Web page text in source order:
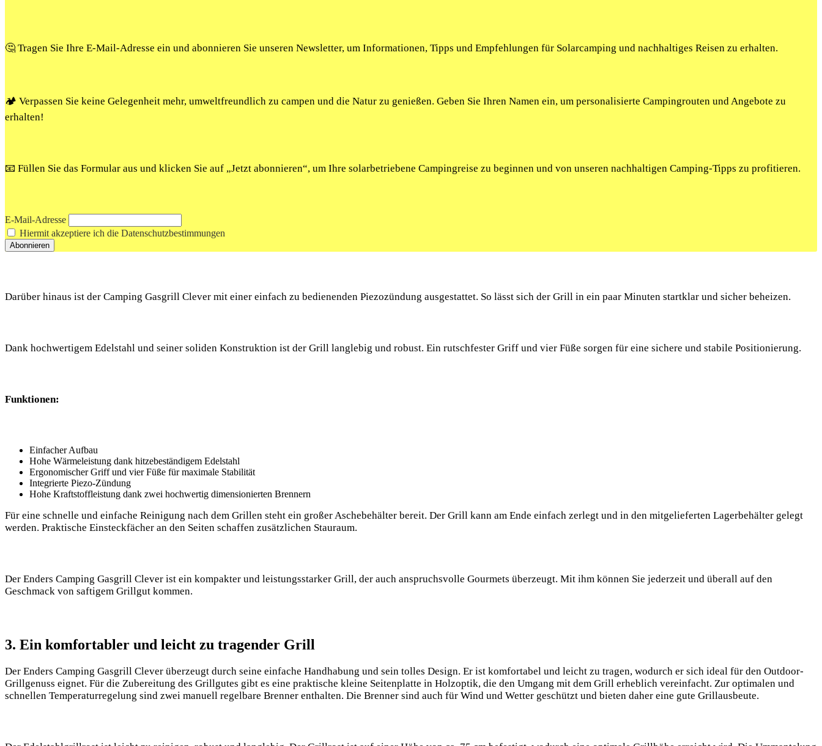
🤔 Tragen Sie Ihre E-Mail-Adresse ein und abonnieren Sie unseren Newsletter, um Informationen, Tipps und Empfehlungen für Solarcamping und nachhaltiges Reisen zu erhalten.
🏕️ Verpassen Sie keine Gelegenheit mehr, umweltfreundlich zu campen und die Natur zu genießen. Geben Sie Ihren Namen ein, um personalisierte Campingrouten und Angebote zu
erhalten!
📧 Füllen Sie das Formular aus und klicken Sie auf „Jetzt abonnieren“, um Ihre solarbetriebene Campingreise zu beginnen und von unseren nachhaltigen Camping-Tipps zu profitieren.
E-Mail-Adresse
Hiermit akzeptiere ich die Datenschutzbestimmungen
Darüber hinaus ist der Camping Gasgrill Clever mit einer einfach zu bedienenden Piezozündung ausgestattet. So lässt sich der Grill in ein paar Minuten startklar und sicher beheizen.
Dank hochwertigem Edelstahl und seiner soliden Konstruktion ist der Grill langlebig und robust. Ein rutschfester Griff und vier Füße sorgen für eine sichere und stabile Positionierung.
Funktionen:
Einfacher Aufbau
Hohe Wärmeleistung dank hitzebeständigem Edelstahl
Ergonomischer Griff und vier Füße für maximale Stabilität
Integrierte Piezo-Zündung
Hohe Kraftstoffleistung dank zwei hochwertig dimensionierten Brennern
Für eine schnelle und einfache Reinigung nach dem Grillen steht ein großer Aschebehälter bereit. Der Grill kann am Ende einfach zerlegt und in den mitgelieferten Lagerbehälter gelegt
werden. Praktische Einsteckfächer an den Seiten schaffen zusätzlichen Stauraum.
Der Enders Camping Gasgrill Clever ist ein kompakter und leistungsstarker Grill, der auch anspruchsvolle Gourmets überzeugt. Mit ihm können Sie jederzeit und überall auf den
Geschmack von saftigem Grillgut kommen.
3. Ein komfortabler und leicht zu tragender Grill
Der Enders Camping Gasgrill Clever überzeugt durch seine einfache Handhabung und sein tolles Design. Er ist komfortabel und leicht zu tragen, wodurch er sich ideal für den Outdoor-
Grillgenuss eignet. Für die Zubereitung des Grillgutes gibt es eine praktische kleine Seitenplatte in Holzoptik, die den Umgang mit dem Grill erheblich vereinfacht. Zur optimalen und
schnellen Temperaturregelung sind zwei manuell regelbare Brenner enthalten. Die Brenner sind auch für Wind und Wetter geschützt und bieten daher eine gute Grillausbeute.